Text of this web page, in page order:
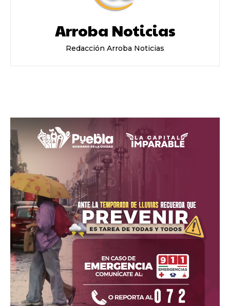
Arroba Noticias
Redacción Arroba Noticias